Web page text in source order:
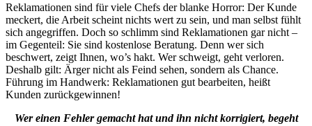
Reklamationen sind für viele Chefs der blanke Horror: Der Kunde
meckert, die Arbeit scheint nichts wert zu sein, und man selbst fühlt
sich angegriffen. Doch so schlimm sind Reklamationen gar nicht –
im Gegenteil: Sie sind kostenlose Beratung. Denn wer sich
beschwert, zeigt Ihnen, wo’s hakt. Wer schweigt, geht verloren.
Deshalb gilt: Ärger nicht als Feind sehen, sondern als Chance.
Führung im Handwerk: Reklamationen gut bearbeiten, heißt
Kunden zurückgewinnen!
Wer einen Fehler gemacht hat und ihn nicht korrigiert, begeht